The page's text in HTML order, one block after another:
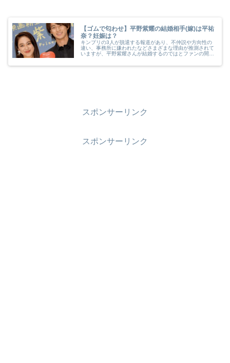
【ゴムで匂わせ】平野紫耀の結婚相手(嫁)は平祐
奈？妊娠は？
キンプリの3人が脱退する報道があり、不仲説や方向性の
違い、事務所に嫌われたなどさまざまな理由が推測されて
いますが、平野紫耀さんが結婚するのではとファンの間で
平祐奈さんなのでしょうか。結婚説の理由や妊娠の可能性
スポンサーリンク
スポンサーリンク